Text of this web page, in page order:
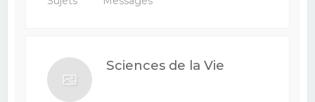
Sciences de la Vie